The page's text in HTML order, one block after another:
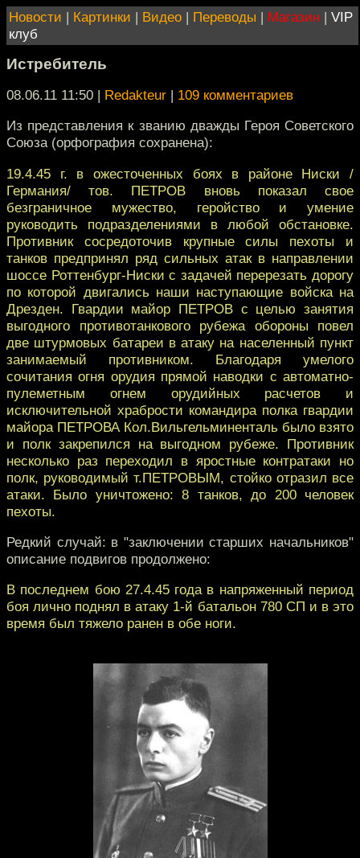
Новости | Картинки | Видео | Переводы | Магазин | VIP
клуб
Истребитель
08.06.11 11:50 | Redakteur | 109 комментариев
Из представления к званию дважды Героя Советского
Союза (орфография сохранена):
19.4.45 г. в ожесточенных боях в районе Ниски /
Германия/ тов. ПЕТРОВ вновь показал свое
безграничное мужество, геройство и умение
руководить подразделениями в любой обстановке.
Противник сосредоточив крупные силы пехоты и
танков предпринял ряд сильных атак в направлении
шоссе Роттенбург-Ниски с задачей перерезать дорогу
по которой двигались наши наступающие войска на
Дрезден. Гвардии майор ПЕТРОВ с целью занятия
выгодного противотанкового рубежа обороны повел
две штурмовых батареи в атаку на населенный пункт
занимаемый противником. Благодаря умелого
сочитания огня орудия прямой наводки с автоматно-
пулеметным огнем орудийных расчетов и
исключительной храбрости командира полка гвардии
майора ПЕТРОВА Кол.Вильгельминенталь было взято
и полк закрепился на выгодном рубеже. Противник
несколько раз переходил в яростные контратаки но
полк, руководимый т.ПЕТРОВЫМ, стойко отразил все
атаки. Было уничтожено: 8 танков, до 200 человек
пехоты.
Редкий случай: в "заключении старших начальников"
описание подвигов продолжено:
В последнем бою 27.4.45 года в напряженный период
боя лично поднял в атаку 1-й батальон 780 СП и в это
время был тяжело ранен в обе ноги.